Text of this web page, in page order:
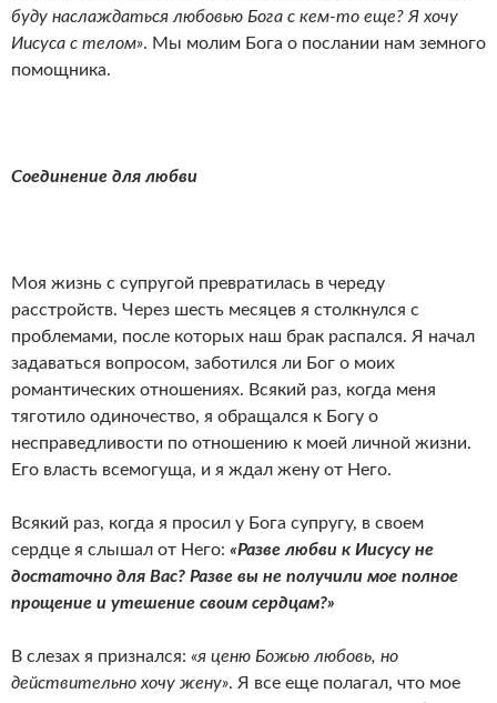
буду наслаждаться любовью Бога с кем-то еще? Я хочу
Иисуса с телом». Мы молим Бога о послании нам земного
помощника.
Соединение для любви
Моя жизнь с супругой превратилась в череду
расстройств. Через шесть месяцев я столкнулся с
проблемами, после которых наш брак распался. Я начал
задаваться вопросом, заботился ли Бог о моих
романтических отношениях. Всякий раз, когда меня
тяготило одиночество, я обращался к Богу о
несправедливости по отношению к моей личной жизни.
Его власть всемогуща, и я ждал жену от Него.
Всякий раз, когда я просил у Бога супругу, в своем
сердце я слышал от Него: «Разве любви к Иисусу не
достаточно для Вас? Разве вы не получили мое полное
прощение и утешение своим сердцам?»
В слезах я признался: «я ценю Божью любовь, но
действительно хочу жену». Я все еще полагал, что мое